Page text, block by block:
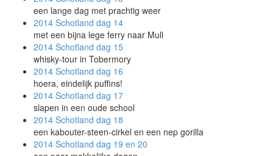
een lange dag met prachtig weer
2014 Schotland dag 14
met een bijna lege ferry naar Mull
2014 Schotland dag 15
whisky-tour in Tobermory
2014 Schotland dag 16
hoera, eindelijk puffins!
2014 Schotland dag 17
slapen in een oude school
2014 Schotland dag 18
een kabouter-steen-cirkel en een nep gorilla
2014 Schotland dag 19 en 20